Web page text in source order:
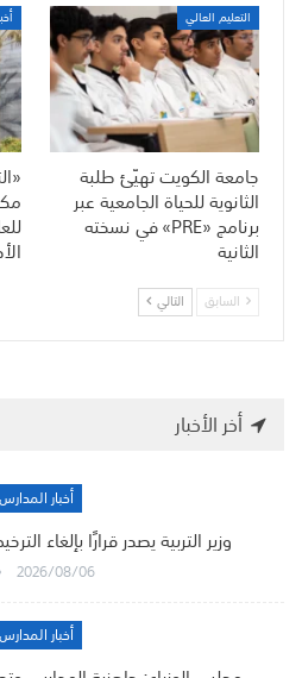
التعليم العالي
جامعة الكويت تهيّئ طلبة
الثانوية للحياة الجامعية عبر
برنامج «PRE» في نسخته
الثانية
السابق التالي
أخر الأخبار
أخبار المدارس
وزير التربية يصدر قرارًا بإلغاء
2026/08/06
أخبار المدارس